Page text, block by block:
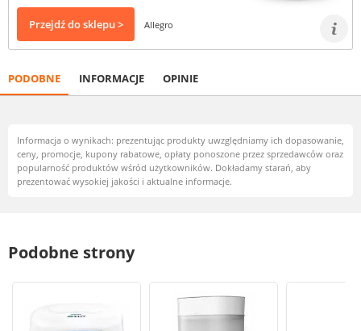
Przejdź do sklepu > Allegro
PODOBNE INFORMACJE OPINIE
Informacja o wynikach: prezentując produkty uwzględniamy ich dopasowanie,
ceny, promocje, kupony rabatowe, opłaty ponoszone przez sprzedawców oraz
popularność produktów wśród użytkowników. Dokładamy starań, aby
prezentować wysokiej jakości i aktualne informacje.
Podobne strony